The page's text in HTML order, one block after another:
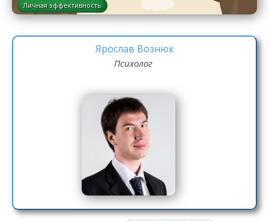
Личная эффективность
Ярослав Вознюк
Психолог